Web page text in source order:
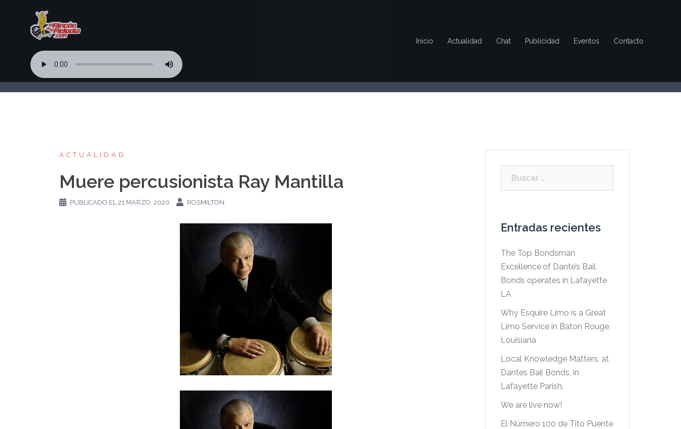
contenido
Inicio Actualidad Chat Publicidad Eventos Contacto
ACTUALIDAD
Muere percusionista Ray Mantilla
PUBLICADO EL21 MARZO, 2020 ROSMILTON
Entradas recientes
The Top Bondsman
Excellence of Dante’s Bail
Bonds operates in Lafayette
LA
Why Esquire Limo is a Great
Limo Service in Baton Rouge,
Louisiana
Local Knowledge Matters, at
Dantes Bail Bonds, in
Lafayette Parish.
We are live now!
El Número 100 de Tito Puente